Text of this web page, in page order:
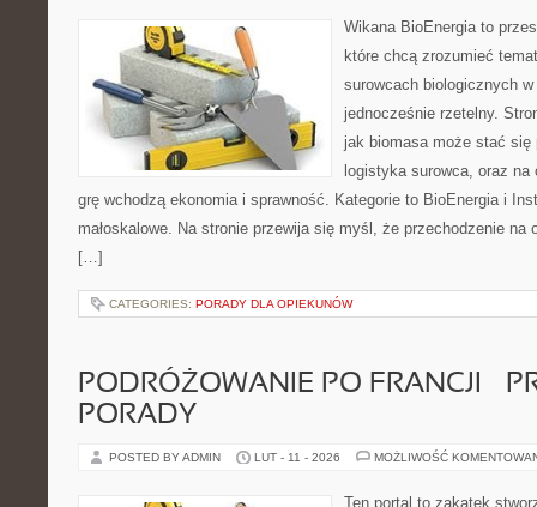
Wikana BioEnergia to
które chcą zrozumieć
surowcach biologicznych
jednocześnie rzetelny.
jak biomasa może stać się
logistyka surowca, oraz
grę wchodzą ekonomia i sprawność. Kategorie to BioEnergia i
małoskalowe. Na stronie przewija się myśl, że przechodzenie na
[…]
CATEGORIES: PORADY DLA OPIEKUNÓW
PODRÓŻOWANIE PO FRANCJI –
PORADY
POSTED BY ADMIN LUT - 11 - 2026 MOŻLIWOŚĆ
Ten portal to zakątek